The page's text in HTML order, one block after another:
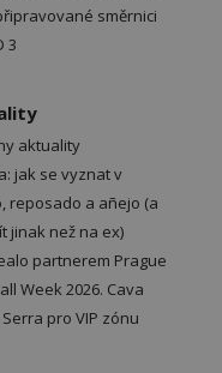
směrnici
3
aktuality
jak se vyznat v
reposado a añejo (a
jinak než na ex)
partnerem Prague
Week 2026. Cava
Serra pro VIP zónu